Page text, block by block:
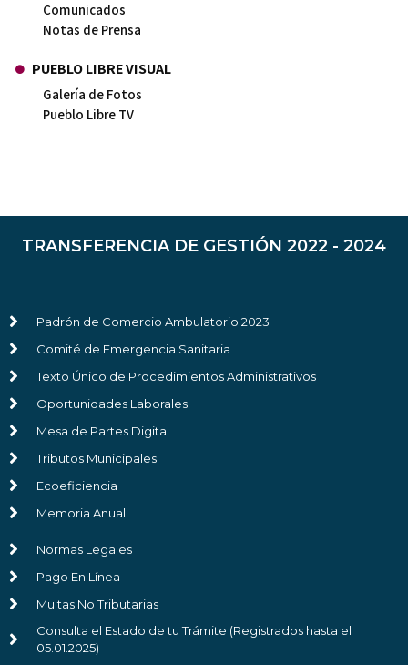
Comunicados
Notas de Prensa
PUEBLO LIBRE VISUAL
Galería de Fotos
Pueblo Libre TV
TRANSFERENCIA DE GESTIÓN 2022 - 2024
Padrón de Comercio Ambulatorio 2023
Comité de Emergencia Sanitaria
Texto Único de Procedimientos Administrativos
Oportunidades Laborales
Mesa de Partes Digital
Tributos Municipales
Ecoeficiencia
Memoria Anual
Normas Legales
Pago En Línea
Multas No Tributarias
Consulta el Estado de tu Trámite (Registrados hasta el
05.01.2025)